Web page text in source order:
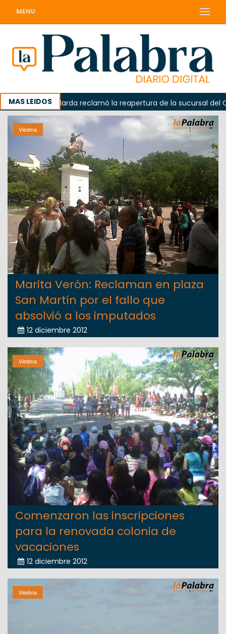
MENU
MAS LEIDOS
Odarda reclamó la reapertura de la sucursal del Correo
Viedma
Marita Verón: Reclaman en plaza
San Martín por el fallo que
absolvió a los imputados
12 diciembre 2012
Viedma
Comenzaron las inscripciones
para la renovada colonia de
vacaciones
12 diciembre 2012
Viedma